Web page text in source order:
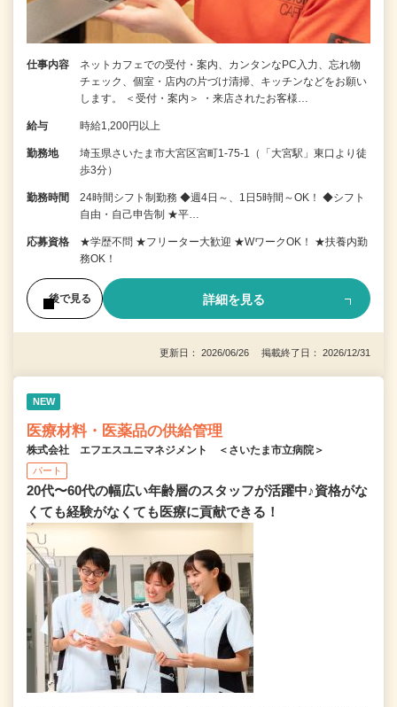
仕事内容
ネットカフェでの受付・案内、カンタンなPC入力、忘れ物
チェック、個室・店内の片づけ清掃、キッチンなどをお願い
します。 ＜受付・案内＞ ・来店されたお客様…
給与 時給1,200円以上
勤務地
埼玉県さいたま市大宮区宮町1-75-1（「大宮駅」東口より徒
歩3分）
勤務時間
24時間シフト制勤務 ◆週4日～、1日5時間～OK！ ◆シフト
自由・自己申告制 ★平…
応募資格
★学歴不問 ★フリーター大歓迎 ★WワークOK！ ★扶養内勤
務OK！
後で見る 詳細を見る
更新日： 2026/06/26 掲載終了日： 2026/12/31
NEW
医療材料・医薬品の供給管理
株式会社 エフエスユニマネジメント ＜さいたま市立病院＞
パート
20代〜60代の幅広い年齢層のスタッフが活躍中♪資格がな
くても経験がなくても医療に貢献できる！